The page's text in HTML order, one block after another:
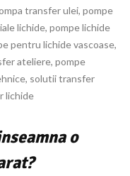
transfer ulei, pompe
lichide, pompe lichide
pentru lichide vascoase,
ateliere, pompe
, solutii transfer
lichide
o